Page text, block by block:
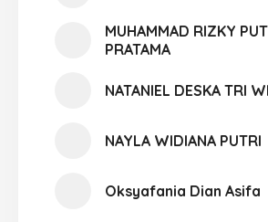
MUHAMMAD RIZKY
PRATAMA
NATANIEL DESKA TRI
NAYLA WIDIANA PUTRI
Oksyafania Dian Asifa